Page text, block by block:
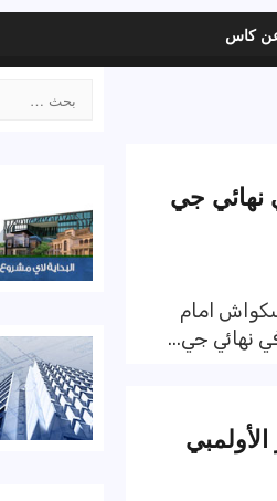
كاس
نهائي جي
امام
عن: